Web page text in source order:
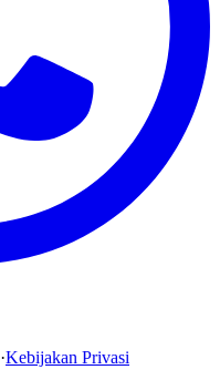
·Kebijakan Privasi